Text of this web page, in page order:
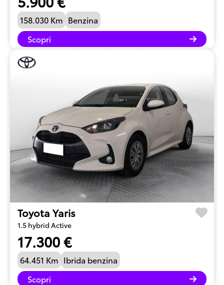
158.030 Km Benzina
Scopri
Toyota Yaris
1.5 hybrid Active
17.300 €
64.451 Km Ibrida benzina
Scopri